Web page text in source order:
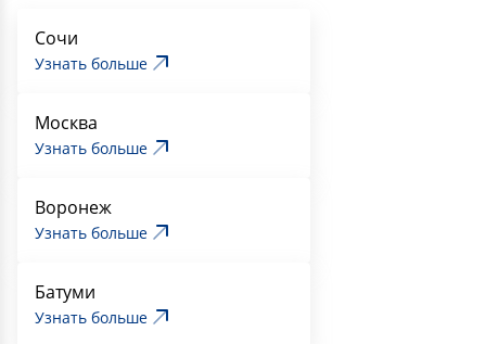
Сочи
Узнать больше
Москва
Узнать больше
Воронеж
Узнать больше
Батуми
Узнать больше